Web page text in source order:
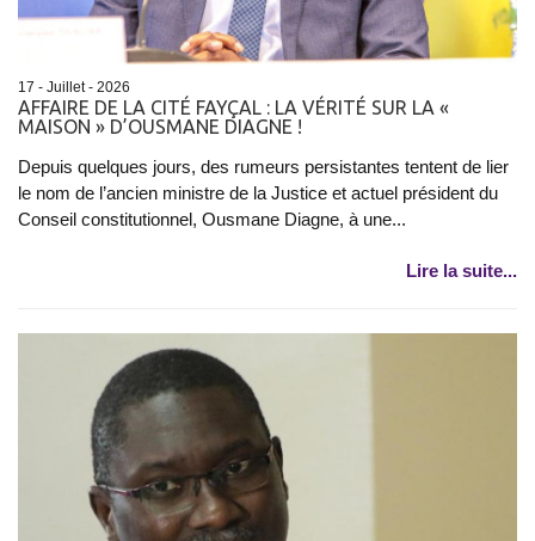
17 - Juillet - 2026
AFFAIRE DE LA CITÉ FAYÇAL : LA VÉRITÉ SUR LA «
MAISON » D’OUSMANE DIAGNE !
Depuis quelques jours, des rumeurs persistantes tentent de lier
le nom de l’ancien ministre de la Justice et actuel président du
Conseil constitutionnel, Ousmane Diagne, à une...
Lire la suite...